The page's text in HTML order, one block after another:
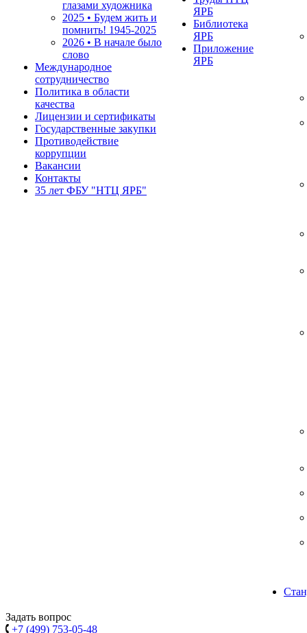
глазами художника
2025 • Будем жить и
помнить! 1945-2025
2026 • В начале было
слово
Международное
сотрудничество
Политика в области
качества
Лицензии и сертификаты
Государственные закупки
Противодействие
коррупции
Вакансии
Контакты
35 лет ФБУ "НТЦ ЯРБ"
ЯРБ
Библиотека
ЯРБ
Приложение
ЯРБ
Задать вопрос
+7 (499) 753-05-48